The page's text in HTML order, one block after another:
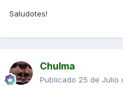
Saludotes!
Chulma
Publicado 25 de Julio